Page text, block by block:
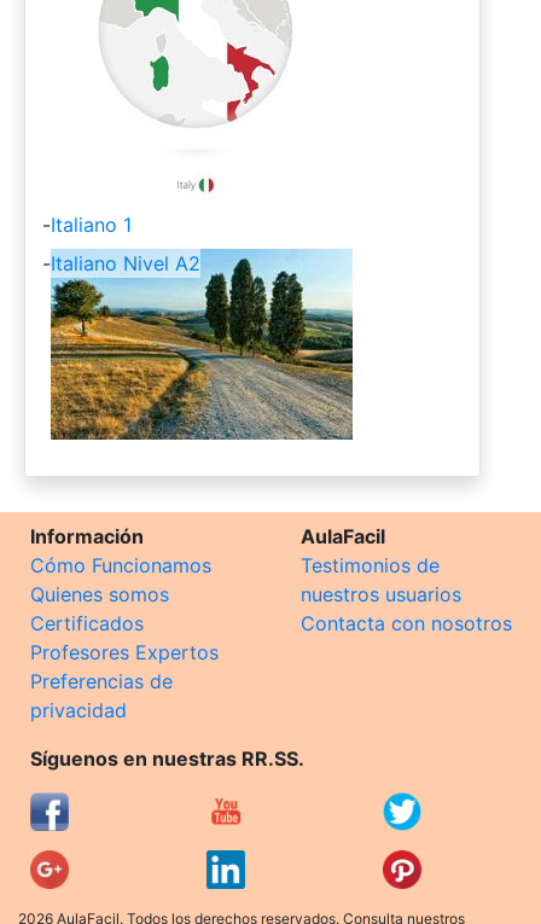
-Italiano 1
-Italiano Nivel A2
Información
Cómo Funcionamos
Quienes somos
Certificados
Profesores Expertos
Preferencias de
privacidad
AulaFacil
Testimonios de
nuestros usuarios
Contacta con nosotros
Síguenos en nuestras RR.SS.
2026 AulaFacil. Todos los derechos reservados. Consulta nuestros